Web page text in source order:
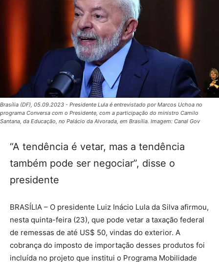
Brasília (DF), 05.09.2023 - Presidente Lula é entrevistado por Marcos Uchoa no
programa Conversa com o Presidente, com a participação do ministro Camilo
Santana, da Educação, no Palácio da Alvorada, em Brasília. Imagem: Canal Gov
“A tendência é vetar, mas a tendência
também pode ser negociar”, disse o
presidente
BRASÍLIA – O presidente Luiz Inácio Lula da Silva afirmou,
nesta quinta-feira (23), que pode vetar a taxação federal
de remessas de até US$ 50, vindas do exterior. A
cobrança do imposto de importação desses produtos foi
incluída no projeto que institui o Programa Mobilidade